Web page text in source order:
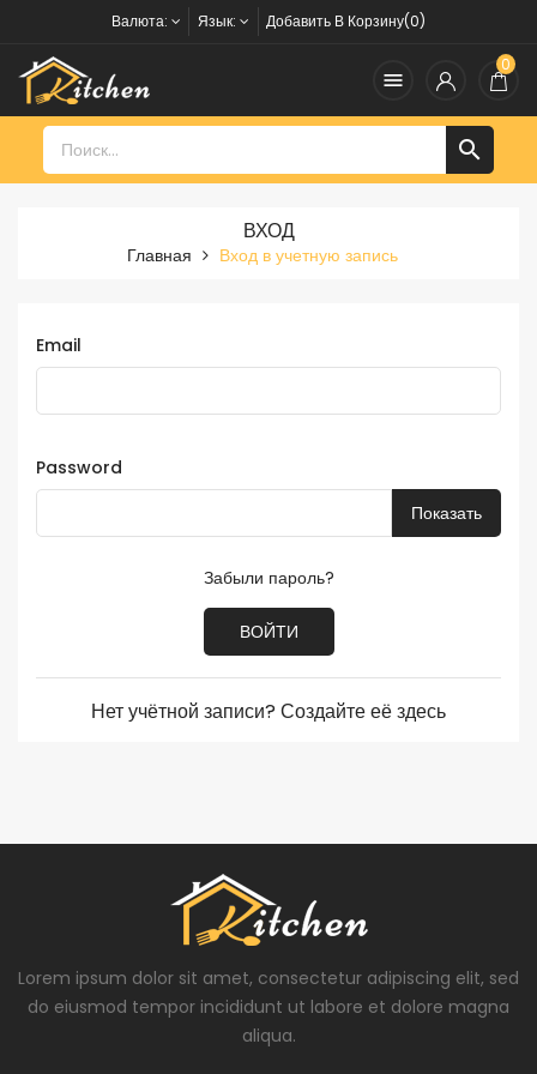
Валюта: Язык: Добавить В Корзину(0)

0

ВХОД
Главная Вход в учетную запись
Email
Password
Показать
Забыли пароль?
ВОЙТИ
Нет учётной записи? Создайте её здесь
Lorem ipsum dolor sit amet, consectetur adipiscing elit, sed
do eiusmod tempor incididunt ut labore et dolore magna
aliqua.